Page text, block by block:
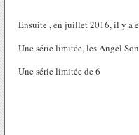
Ensuite , en juillet 2016, il y a
Une série limitée, les Angel
Une série limitée de 6